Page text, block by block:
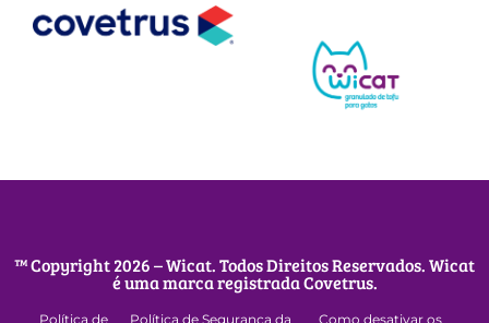
™ Copyright 2026 – Wicat. Todos Direitos Reservados. Wicat
é uma marca registrada Covetrus.
Política de Política de Segurança da Como desativar os